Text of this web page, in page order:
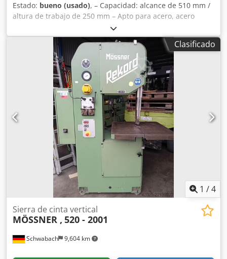
Estado: bueno (usado), – Capacidad: alcance de 510 mm /
altura de trabajo de 250 mm – Apto para acero, acero
inoxidable, aluminio y plásticos – Dimensiones de la mesa:
520 x 520 mm – La mesa es inclinable Dkodpfx Adozghikjlsr
– Iluminación – Interruptor de parada de emergencia –
Documentación
Clasificado
1 /4
Schwabach 9,604 km
Sierra de cinta vertical
MÖSSNER , 520 - 2001